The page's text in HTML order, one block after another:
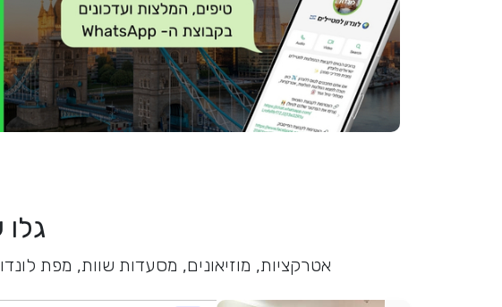
גלו
אטרקציות, מוזיאונים, מסעדות שוות, מפת